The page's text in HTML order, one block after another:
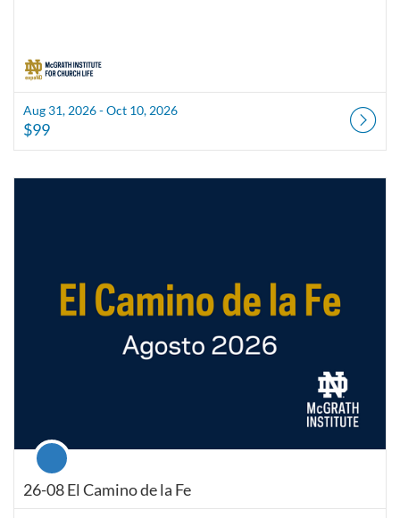
Aug 31, 2026 - Oct 10, 2026
$99
26-08 El Camino de la Fe
Course